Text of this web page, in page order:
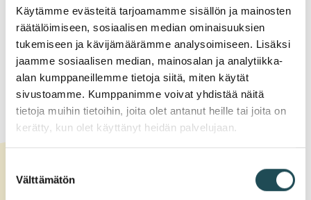
Käytämme evästeitä tarjoamamme sisällön ja mainosten
räätälöimiseen, sosiaalisen median ominaisuuksien
tukemiseen ja kävijämäärämme analysoimiseen. Lisäksi
jaamme sosiaalisen median, mainosalan ja analytiikka-
alan kumppaneillemme tietoja siitä, miten käytät
sivustoamme. Kumppanimme voivat yhdistää näitä
tietoja muihin tietoihin, joita olet antanut heille tai joita on
kerätty, kun olet käyttänyt heidän palvelujaan.
valinta
Välttämätön
Labour market training Expand
Apprenticeship
agreement
Expand